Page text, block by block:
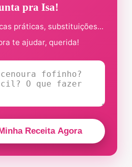
pra Isa!
práticas, substituições...
te ajudar, querida!
Receita Agora